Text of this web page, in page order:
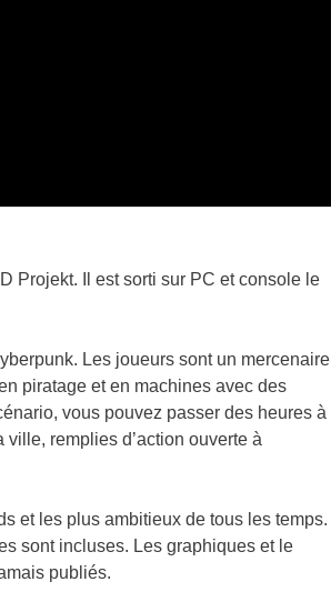
Projekt. Il est sorti sur PC et console le
Les joueurs sont un mercenaire
piratage et en machines avec des
vous pouvez passer des heures à
remplies d’action ouverte à
et les plus ambitieux de tous les temps.
sont incluses. Les graphiques et le
publiés.